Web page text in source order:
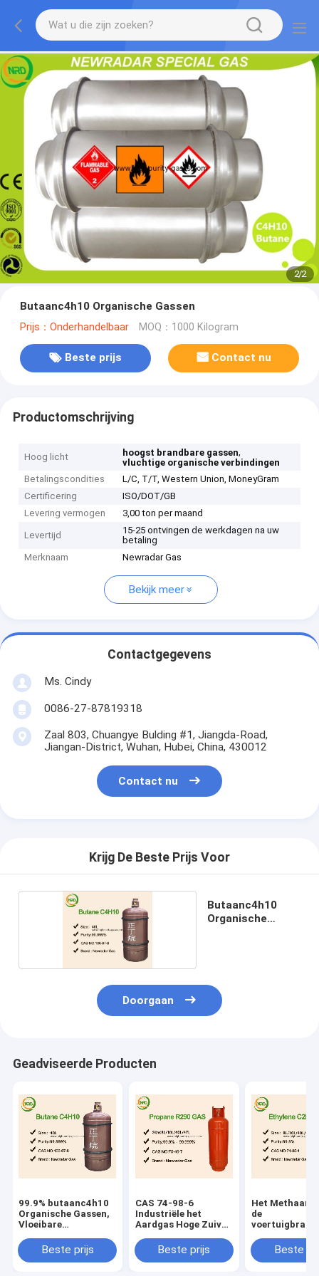
2/2
Butaanc4h10 Organische Gassen
Prijs：Onderhandelbaar MOQ：1000 Kilogram
Beste prijs Contact nu
Productomschrijving
Hoog licht hoogst brandbare gassen,
vluchtige organische verbindingen
Betalingscondities
L/C, T/T, Western Union, MoneyGram
Certificering
ISO/DOT/GB
Levering vermogen
3,00 ton per maand
Levertijd
15-25 ontvingen de werkdagen na uw
betaling
Merknaam
Newradar Gas
Bekijk meer
Contactgegevens
Ms. Cindy
0086-27-87819318
Zaal 803, Chuangye Bulding #1, Jiangda-Road,
Jiangan-District, Wuhan, Hubei, China, 430012
Contact nu
Krijg De Beste Prijs Voor
Butaanc4h10
Organische
Doorgaan
Geadviseerde Producten
99.9% butaanc4h10
Organische Gassen,
Vloeibare
Beste prijs
CAS 74-98-6
Industriële het
Aardgas Hoge Zuiver
Organische Methaan
Beste prijs
Het
de
Rang van het
Gaselektron
Beste